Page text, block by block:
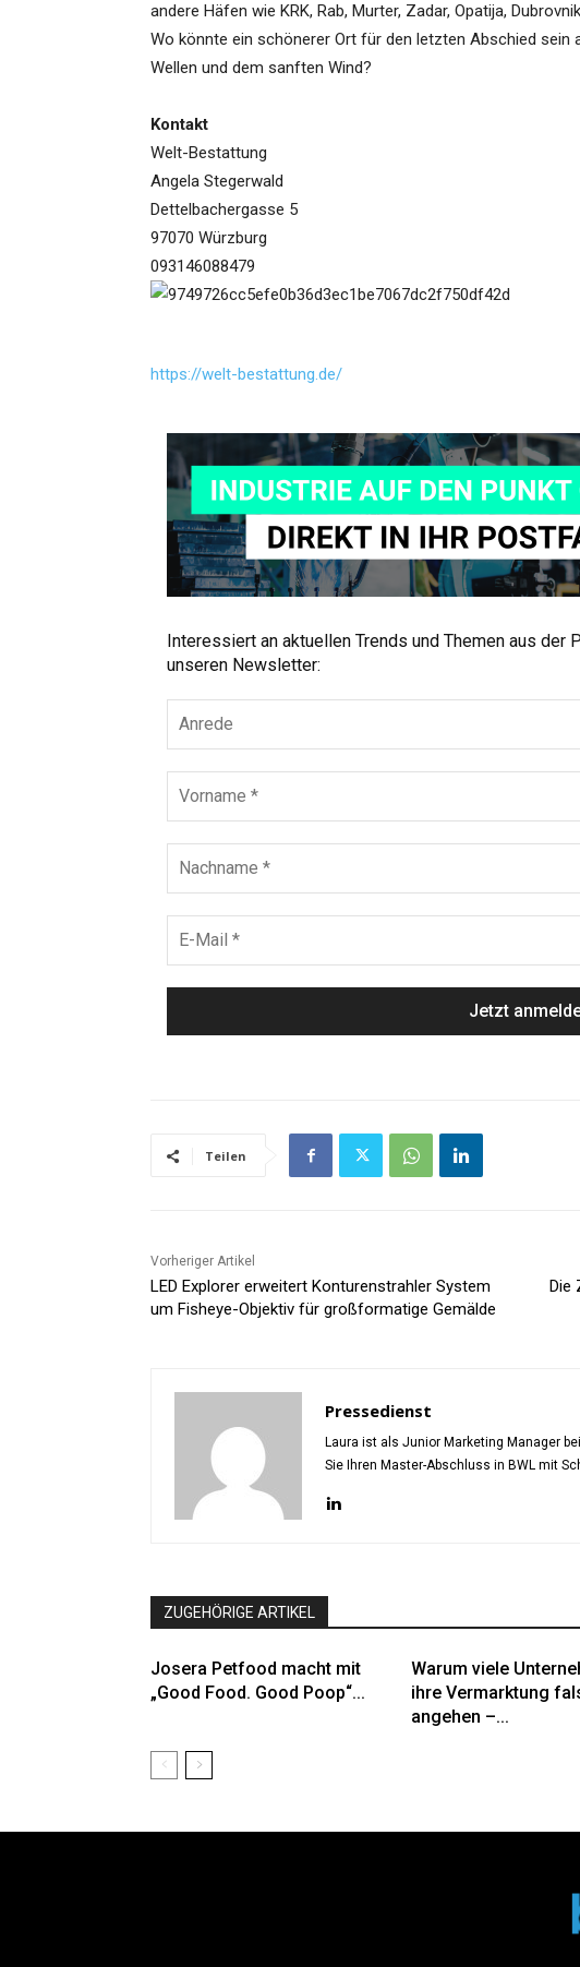
andere Häfen wie KRK, Rab, Murter, Zadar, Opatija,
Wo könnte ein schönerer Ort für den letzten Abschied sein
Wellen und dem sanften Wind?
Kontakt
Welt-Bestattung
Angela Stegerwald
Dettelbachergasse 5
97070 Würzburg
093146088479
https://welt-bestattung.de/
Interessiert an aktuellen Trends und Themen aus der
unseren Newsletter:
Teilen
Vorheriger Artikel
LED Explorer erweitert Konturenstrahler System
um Fisheye-Objektiv für großformatige Gemälde
Die
Pressedienst
Laura ist als Junior Marketing Manager
Sie Ihren Master-Abschluss in BWL mit
ZUGEHÖRIGE ARTIKEL
Josera Petfood macht mit
„Good Food. Good Poop“...
Warum viele
ihre Vermarktung
angehen –...